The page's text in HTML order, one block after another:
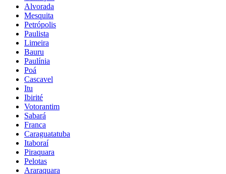
Alvorada
Mesquita
Petrópolis
Paulista
Limeira
Bauru
Paulínia
Poá
Cascavel
Itu
Ibirité
Votorantim
Sabará
Franca
Caraguatatuba
Itaboraí
Piraquara
Pelotas
Araraquara